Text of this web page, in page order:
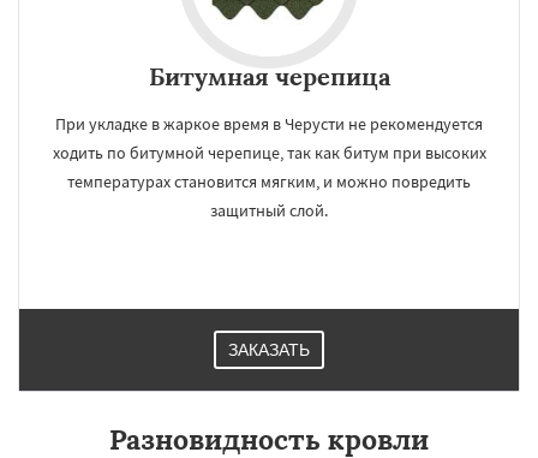
Битумная черепица
При укладке в жаркое время в Черусти не рекомендуется
ходить по битумной черепице, так как битум при высоких
температурах становится мягким, и можно повредить
защитный слой.
ЗАКАЗАТЬ
Разновидность кровли